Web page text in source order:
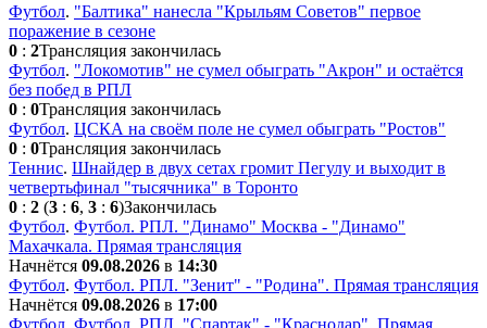
Футбол. "Балтика" нанесла "Крыльям Советов" первое
поражение в сезоне
0 : 2Трансляция закончилась
Футбол. "Локомотив" не сумел обыграть "Акрон" и остаётся
без побед в РПЛ
0 : 0Трансляция закончилась
Футбол. ЦСКА на своём поле не сумел обыграть "Ростов"
0 : 0Трансляция закончилась
Теннис. Шнайдер в двух сетах громит Пегулу и выходит в
четвертьфинал "тысячника" в Торонто
0 : 2 (3 : 6, 3 : 6)Закончилась
Футбол. Футбол. РПЛ. "Динамо" Москва - "Динамо"
Махачкала. Прямая трансляция
Начнётся 09.08.2026 в 14:30
Футбол. Футбол. РПЛ. "Зенит" - "Родина". Прямая трансляция
Начнётся 09.08.2026 в 17:00
Футбол Футбол. РПЛ. "Спартак" - "Краснодар". Прямая